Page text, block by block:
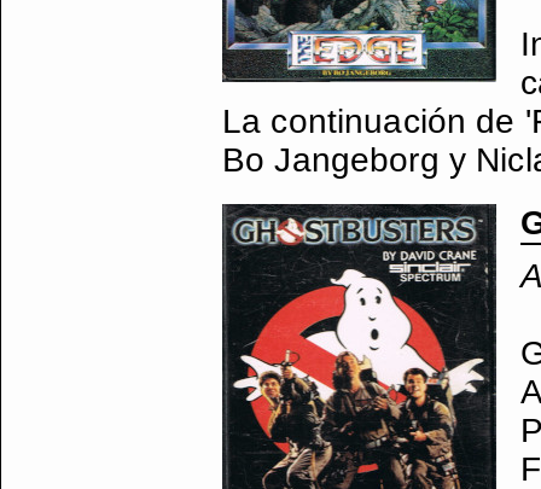
La continuación de
Bo Jangeborg y